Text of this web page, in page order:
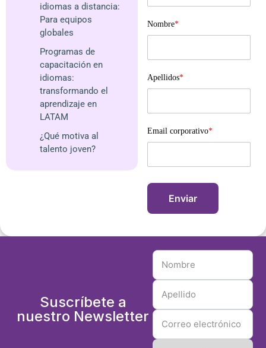
idiomas a distancia:
Para equipos
globales
Programas de
capacitación en
idiomas:
transformando el
aprendizaje en
LATAM
¿Qué motiva al
talento joven?
Nombre*
Apellidos*
Email corporativo*
Suscríbete a
nuestro Newsletter